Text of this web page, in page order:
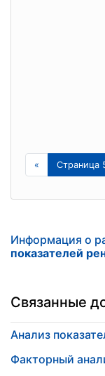
« Страница
Информация о
показателей
Связанные
Анализ
Факторный